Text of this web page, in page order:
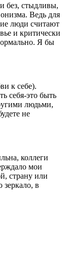
без, стыдливы,
Ведь для
люди считают
и критически
Я бы
к себе).
себя-это быть
людьми,
не
коллеги
мои
страну или
в